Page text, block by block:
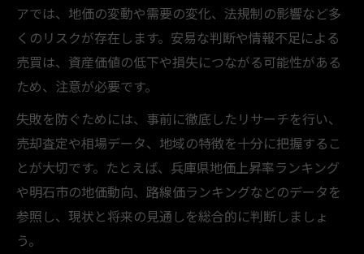
アでは、地価の変動や需要の変化、法規制の影響など多
くのリスクが存在します。安易な判断や情報不足による
売買は、資産価値の低下や損失につながる可能性がある
ため、注意が必要です。
失敗を防ぐためには、事前に徹底したリサーチを行い、
売却査定や相場データ、地域の特徴を十分に把握するこ
とが大切です。たとえば、兵庫県地価上昇率ランキング
や明石市の地価動向、路線価ランキングなどのデータを
参照し、現状と将来の見通しを総合的に判断しましょ
う。